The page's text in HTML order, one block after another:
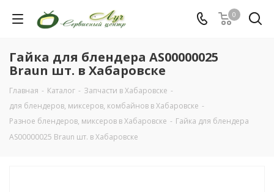
0
Гайка для блендера AS00000025
Braun шт. в Хабаровске
Главная - Каталог - Запчасти в Хабаровске -
для блендеров, миксеров, комбайнов в Хабаровске -
Разное блендеров, миксеров в Хабаровске - Гайка для блендера
AS00000025 Braun шт. в Хабаровске